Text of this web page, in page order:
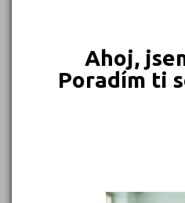
Ahoj,
Poradím ti